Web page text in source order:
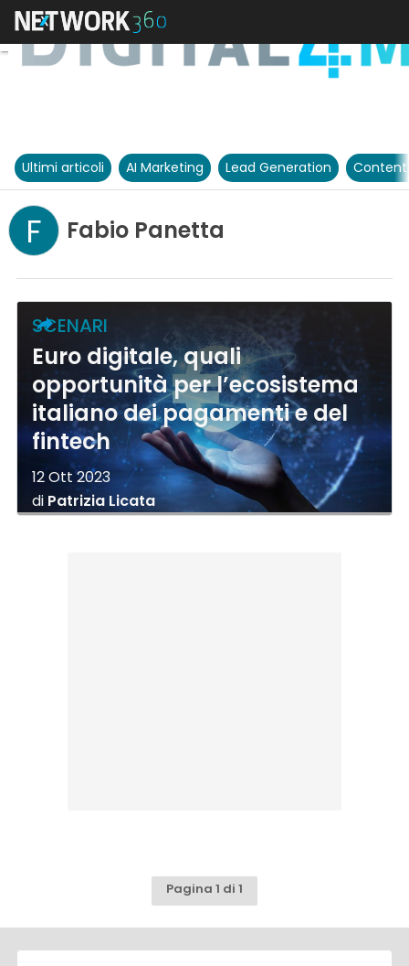
Ultimi articoli AI Marketing Lead Generation
F Fabio Panetta
SCENARI
Euro digitale, quali
opportunità per l’ecosistema
italiano dei pagamenti e del
fintech
12 Ott 2023
di Patrizia Licata
Pagina 1 di 1